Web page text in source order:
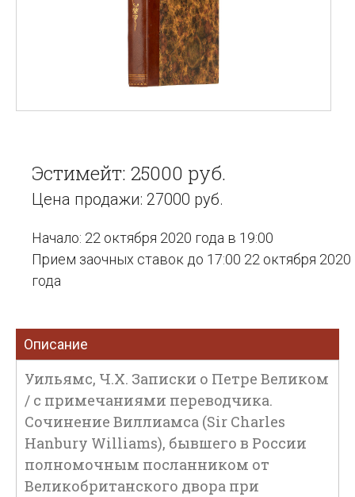
Эстимейт: 25000 руб.
Цена продажи: 27000 руб.
Начало: 22 октября 2020 года в 19:00
Прием заочных ставок до 17:00 22 октября 2020
года
Описание
Уильямс, Ч.Х. Записки о Петре Великом
/ с примечаниями переводчика.
Сочинение Виллиамса (Sir Charles
Hanbury Williams), бывшего в России
полномочным посланником от
Великобританского двора при